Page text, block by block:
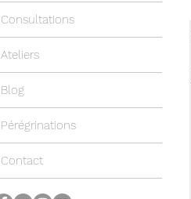
Consultations
Ateliers
Blog
Pérégrinations
Contact